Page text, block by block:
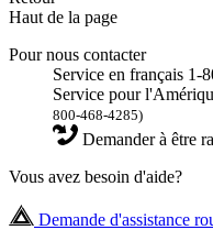
Haut de la page
Pour nous contacter
Service en français 1-
Service pour
800-468-4285)
Demander à être
Vous avez besoin d'aide?
Demande d'assistance